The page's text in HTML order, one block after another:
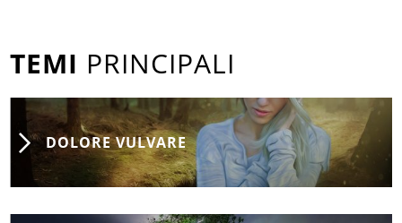
TEMI PRINCIPALI
DOLORE VULVARE